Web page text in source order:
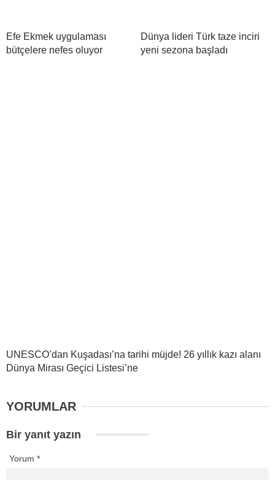
Efe Ekmek uygulaması
bütçelere nefes oluyor
Dünya lideri Türk taze inciri
yeni sezona başladı
UNESCO’dan Kuşadası’na tarihi müjde! 26 yıllık kazı alanı
Dünya Mirası Geçici Listesi’ne
YORUMLAR
Bir yanıt yazın
Yorum *